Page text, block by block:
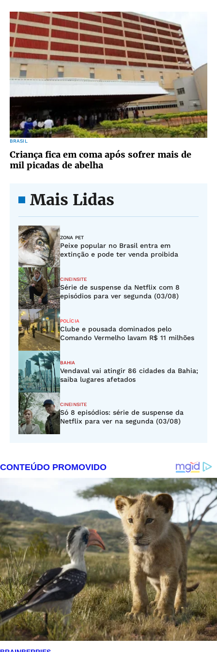
BRASIL
Criança fica em coma após sofrer mais de
mil picadas de abelha
Mais Lidas
ZONA PET
Peixe popular no Brasil entra em
extinção e pode ter venda proibida
CINEINSITE
Série de suspense da Netflix com 8
episódios para ver segunda (03/08)
POLÍCIA
Clube e pousada dominados pelo
Comando Vermelho lavam R$ 11 milhões
BAHIA
Vendaval vai atingir 86 cidades da Bahia;
saiba lugares afetados
CINEINSITE
Só 8 episódios: série de suspense da
Netflix para ver na segunda (03/08)